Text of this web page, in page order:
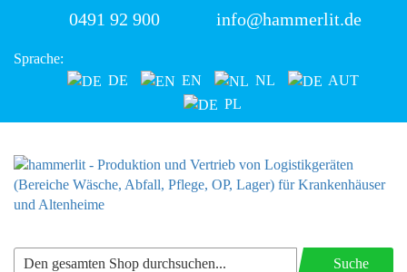
0491 92 900 info@hammerlit.de
Sprache:
DE
EN NL
AUT
PL
Suche